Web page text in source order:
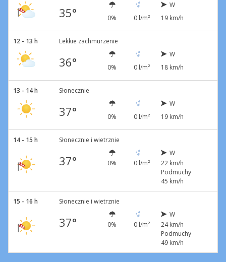
35° 0% 0 l/m²
W
19 km/h
12 - 13 h Lekkie zachmurzenie
36° 0% 0 l/m²
W
18 km/h
13 - 14 h Słonecznie
37° 0% 0 l/m²
W
19 km/h
14 - 15 h Słonecznie i wietrznie
37° 0% 0 l/m²
W
22 km/h
Podmuchy
45 km/h
15 - 16 h Słonecznie i wietrznie
37° 0% 0 l/m²
W
24 km/h
Podmuchy
49 km/h